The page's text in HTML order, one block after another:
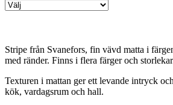
Stripe från Svanefors, fin vävd matta i
med ränder. Finns i flera färger och
Texturen i mattan ger ett levande intryck
kök, vardagsrum och hall.